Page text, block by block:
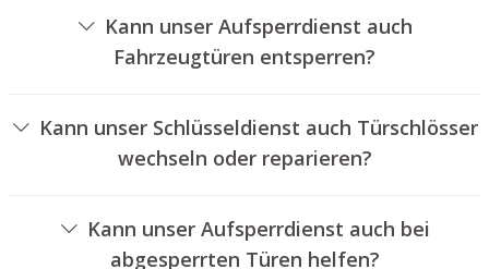
innerhalb von 30 Minuten vor Ort. Die tatsächliche
Wartezeit hängt von dem Ortsunterschied des
Einsatzortes zu unserer Filiale und den gegebenen
Kann unser Aufsperrdienst auch
Fahrzeugtüren entsperren?
Kann unser Schlüsseldienst auch Türschlösser
wechseln oder reparieren?
Türschlössern an.Kann unser Aufsperrdienst auch bei
abgesperrten Türen helfen?